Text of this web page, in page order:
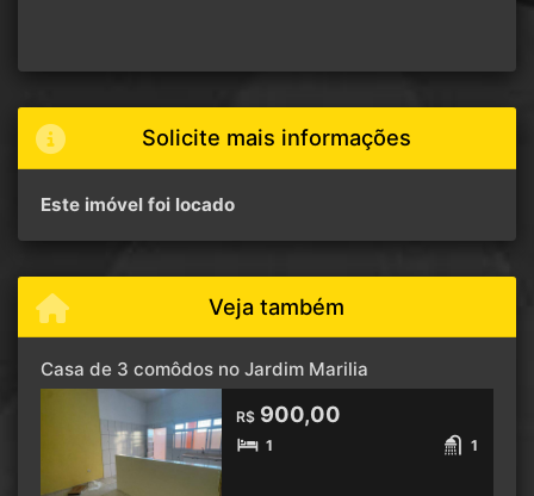
Solicite mais informações
Este imóvel foi locado
Veja também
Casa de 3 comôdos no Jardim Marilia
R$ 900,00
1 1